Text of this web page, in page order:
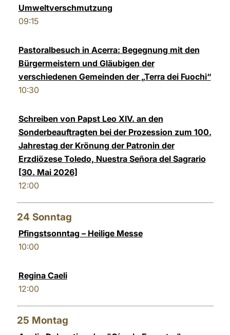
Umweltverschmutzung
09:15
Pastoralbesuch in Acerra: Begegnung mit den
Bürgermeistern und Gläubigen der
verschiedenen Gemeinden der „Terra dei Fuochi“
10:30
Schreiben von Papst Leo XIV. an den
Sonderbeauftragten bei der Prozession zum 100.
Jahrestag der Krönung der Patronin der
Erzdiözese Toledo, Nuestra Señora del Sagrario
[30. Mai 2026]
12:00
24 Sonntag
Pfingstsonntag – Heilige Messe
10:00
Regina Caeli
12:00
25 Montag